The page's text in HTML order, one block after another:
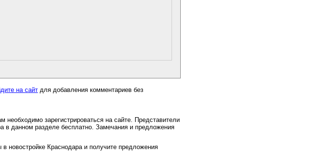
на сайт для добавления комментариев без
зарегистрироваться на сайте. Представители
в данном разделе бесплатно. Замечания и предложения
новостройке Краснодара и получите предложения